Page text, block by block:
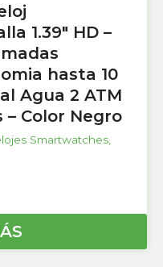
1.39″ HD –
hasta 10
Agua 2 ATM
– Color Negro
Smartwatches